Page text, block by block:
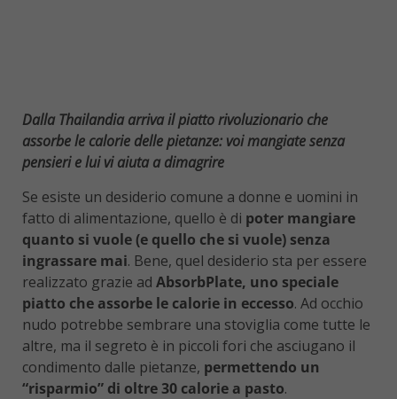
Dalla Thailandia arriva il piatto rivoluzionario che
assorbe le calorie delle pietanze: voi mangiate senza
pensieri e lui vi aiuta a dimagrire
Se esiste un desiderio comune a donne e uomini in
fatto di alimentazione, quello è di poter mangiare
quanto si vuole (e quello che si vuole) senza
ingrassare mai. Bene, quel desiderio sta per essere
realizzato grazie ad AbsorbPlate, uno speciale
piatto che assorbe le calorie in eccesso. Ad occhio
nudo potrebbe sembrare una stoviglia come tutte le
altre, ma il segreto è in piccoli fori che asciugano il
condimento dalle pietanze, permettendo un
“risparmio” di oltre 30 calorie a pasto.